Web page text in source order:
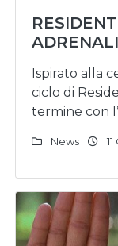
Ispirato alla
ciclo di
termine con
News